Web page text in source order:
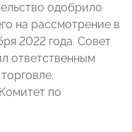
одобрило
на рассмотрение в
2022 года. Совет
ответственным
по